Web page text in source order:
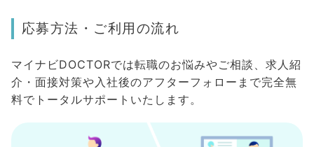
応募方法・ご利用の流れ
マイナビDOCTORでは転職のお悩みやご相談、求人紹
介・面接対策や入社後のアフターフォローまで完全無
料でトータルサポートいたします。